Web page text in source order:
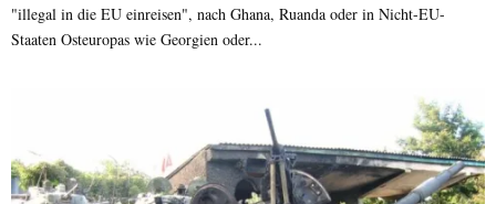
"illegal in die EU einreisen", nach Ghana, Ruanda oder in Nicht-EU-
Staaten Osteuropas wie Georgien oder...